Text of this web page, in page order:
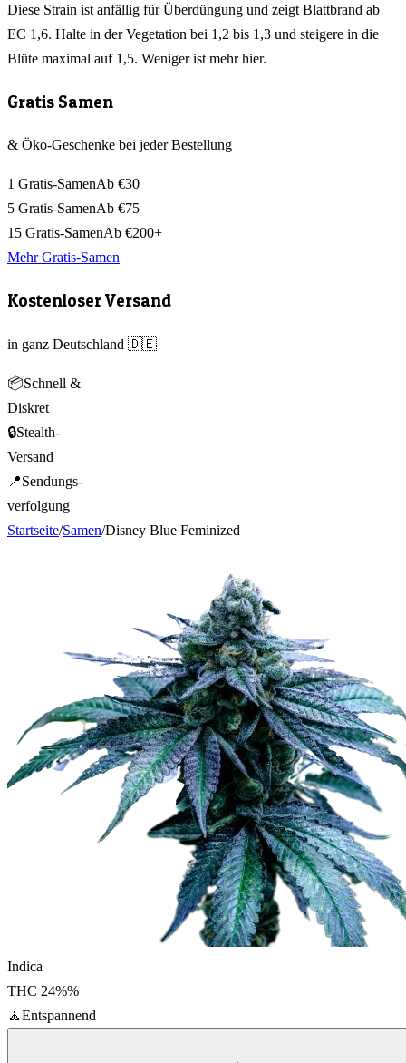
Diese Strain ist anfällig für Überdüngung und zeigt Blattbrand ab
EC 1,6. Halte in der Vegetation bei 1,2 bis 1,3 und steigere in die
Blüte maximal auf 1,5. Weniger ist mehr hier.
Gratis Samen
& Öko-Geschenke bei jeder Bestellung
1 Gratis-SamenAb €30
5 Gratis-SamenAb €75
15 Gratis-SamenAb €200+
Mehr Gratis-Samen
Kostenloser Versand
in ganz Deutschland 🇩🇪
📦Schnell &
Diskret
🔒Stealth-
Versand
📍Sendungs-
verfolgung
Startseite/Samen/Disney Blue Feminized
Indica
THC 24%%
🧘Entspannend